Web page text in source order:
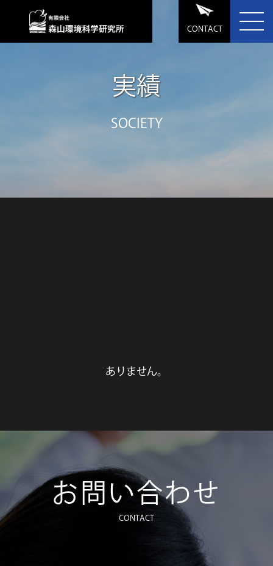
CONTACT
実績
SOCIETY
ありません。
お問い合わせ
CONTACT